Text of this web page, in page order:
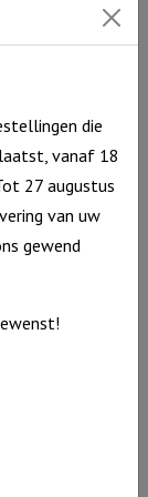
Gods
liefde
verschijnt"
Ivoor
aantal
die
vanaf 18
27 augustus
van uw
gewend